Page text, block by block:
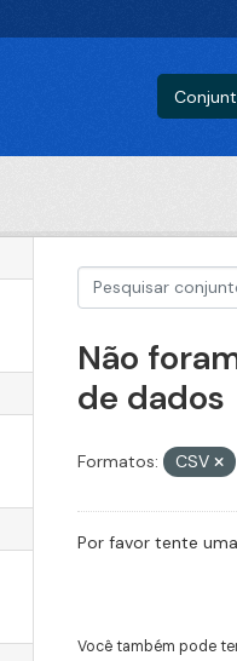
Não
de dados
Formatos: CSV
Por favor tente
Você também pode